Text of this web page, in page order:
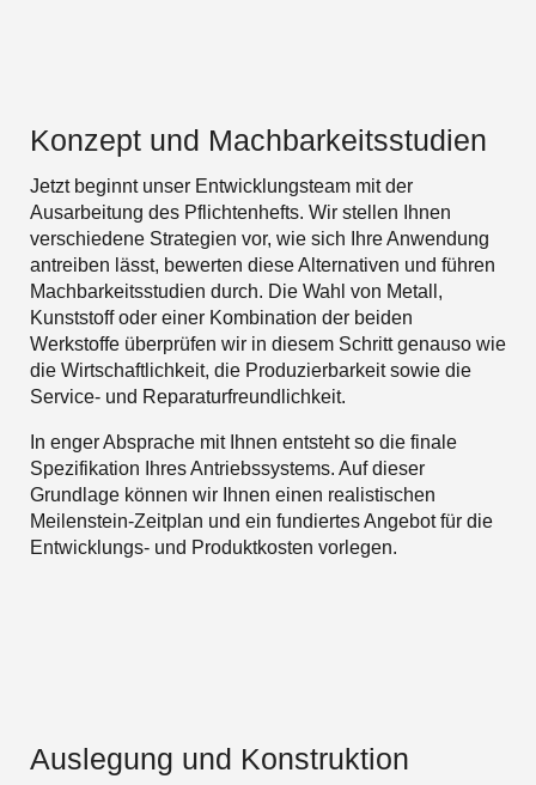
Konzept und Machbarkeitsstudien
Jetzt beginnt unser Entwicklungsteam mit der
Ausarbeitung des Pflichtenhefts. Wir stellen Ihnen
verschiedene Strategien vor, wie sich Ihre Anwendung
antreiben lässt, bewerten diese Alternativen und führen
Machbarkeitsstudien durch. Die Wahl von Metall,
Kunststoff oder einer Kombination der beiden
Werkstoffe überprüfen wir in diesem Schritt genauso wie
die Wirtschaftlichkeit, die Produzierbarkeit sowie die
Service- und Reparaturfreundlichkeit.
In enger Absprache mit Ihnen entsteht so die finale
Spezifikation Ihres Antriebssystems. Auf dieser
Grundlage können wir Ihnen einen realistischen
Meilenstein-Zeitplan und ein fundiertes Angebot für die
Entwicklungs- und Produktkosten vorlegen.
Auslegung und Konstruktion